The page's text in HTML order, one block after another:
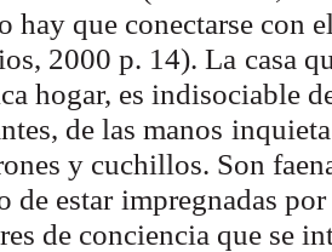
hay que conectarse con
2000 p. 14). La casa
hogar, es indisociable
de las manos
y cuchillos. Son
de estar impregnadas
de conciencia que se